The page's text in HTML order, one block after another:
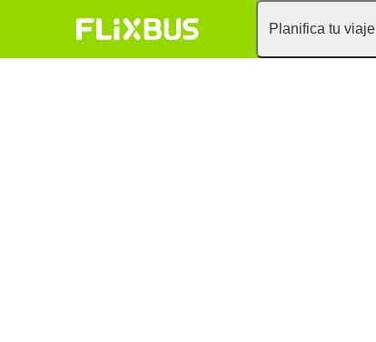
Planifica tu viaje